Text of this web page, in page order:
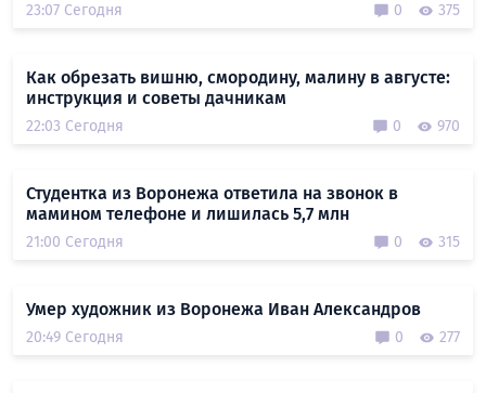
23:07 Сегодня 0 375
Как обрезать вишню, смородину, малину в августе:
инструкция и советы дачникам
22:03 Сегодня 0 970
Студентка из Воронежа ответила на звонок в
мамином телефоне и лишилась 5,7 млн
21:00 Сегодня 0 315
Умер художник из Воронежа Иван Александров
20:49 Сегодня 0 277